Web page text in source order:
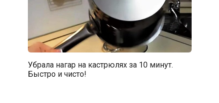
Убрала нагар на кастрюлях за 10 минут.
Быстро и чисто!